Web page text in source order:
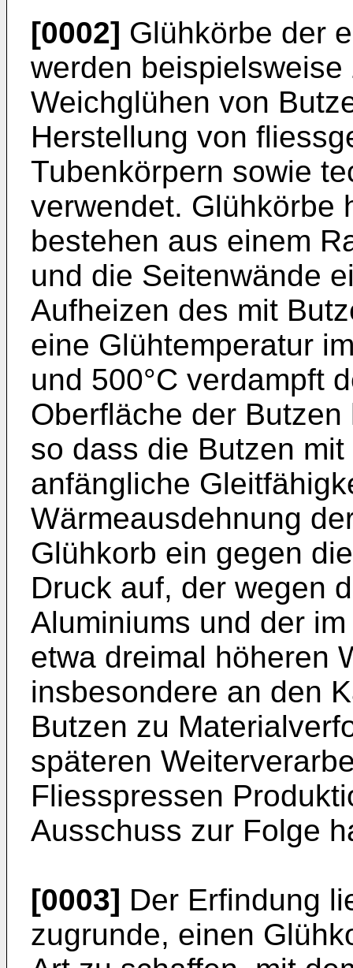
[0002] Glühkörbe der
werden
Weichglühen von
Herstellung von
Tubenkörpern sowie
verwendet. Glühkörbe
bestehen aus einem
und die Seitenwände
Aufheizen des mit
eine Glühtemperatur
und 500°C verdampft
Oberfläche der
so dass die Butzen
anfängliche
Wärmeausdehnung
Glühkorb ein gegen
Druck auf, der wegen
Aluminiums und der
etwa dreimal höheren
insbesondere an den
Butzen zu
späteren
Fliesspressen
Ausschuss zur Folge
[0003] Der Erfindung
zugrunde, einen